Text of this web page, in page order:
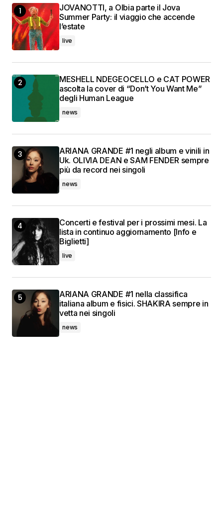
JOVANOTTI, a Olbia parte il Jova
Summer Party: il viaggio che accende
l’estate
live
MESHELL NDEGEOCELLO e CAT POWER
ascolta la cover di “Don’t You Want Me”
degli Human League
news
ARIANA GRANDE #1 negli album e vinili in
Uk. OLIVIA DEAN e SAM FENDER sempre
più da record nei singoli
news
Concerti e festival per i prossimi mesi. La
lista in continuo aggiornamento [Info e
Biglietti]
live
ARIANA GRANDE #1 nella classifica
italiana album e fisici. SHAKIRA sempre in
vetta nei singoli
news